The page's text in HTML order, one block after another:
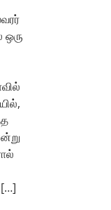
ஒரு